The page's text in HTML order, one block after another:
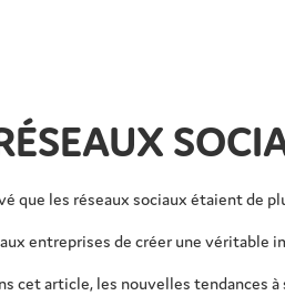
que les réseaux sociaux étaient de
entreprises de créer une véritable
cet article, les nouvelles tendances à